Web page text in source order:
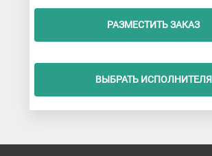
РАЗМЕСТИТЬ ЗАКАЗ
ВЫБРАТЬ ИСПОЛНИТЕЛЯ